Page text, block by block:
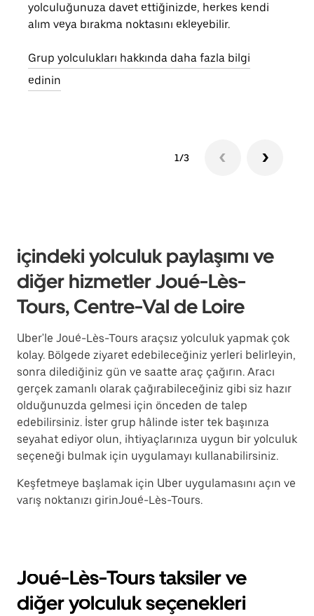
yolculuğunuza davet ettiğinizde, herkes kendi
alım veya bırakma noktasını ekleyebilir.
Grup yolculukları hakkında daha fazla bilgi
edinin
1/3
içindeki yolculuk paylaşımı ve
diğer hizmetler Joué-Lès-
Tours, Centre-Val de Loire
Uber'le Joué-Lès-Tours araçsız yolculuk yapmak çok
kolay. Bölgede ziyaret edebileceğiniz yerleri belirleyin,
sonra dilediğiniz gün ve saatte araç çağırın. Aracı
gerçek zamanlı olarak çağırabileceğiniz gibi siz hazır
olduğunuzda gelmesi için önceden de talep
edebilirsiniz. İster grup hâlinde ister tek başınıza
seyahat ediyor olun, ihtiyaçlarınıza uygun bir yolculuk
seçeneği bulmak için uygulamayı kullanabilirsiniz.
Keşfetmeye başlamak için Uber uygulamasını açın ve
varış noktanızı girinJoué-Lès-Tours.
Joué-Lès-Tours taksiler ve
diğer yolculuk seçenekleri